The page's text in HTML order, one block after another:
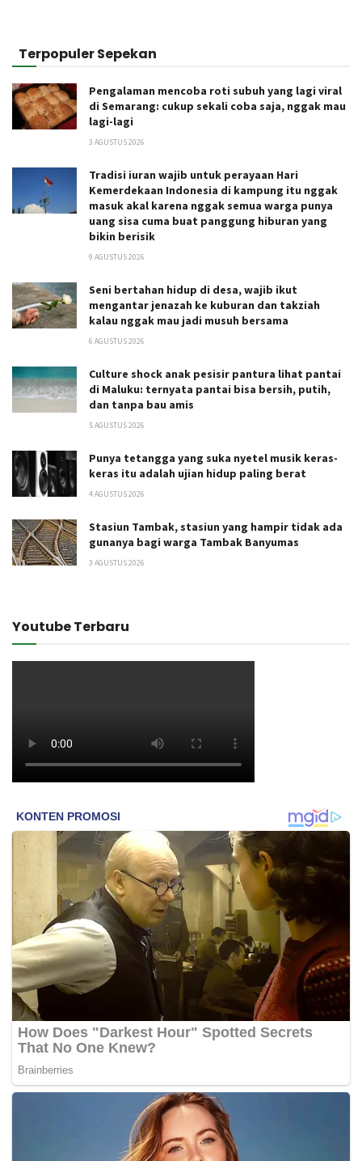
Terpopuler Sepekan
Pengalaman mencoba roti subuh yang lagi viral
di Semarang: cukup sekali coba saja, nggak mau
lagi-lagi
3 AGUSTUS 2026
Tradisi iuran wajib untuk perayaan Hari
Kemerdekaan Indonesia di kampung itu nggak
masuk akal karena nggak semua warga punya
uang sisa cuma buat panggung hiburan yang
bikin berisik
9 AGUSTUS 2026
Seni bertahan hidup di desa, wajib ikut
mengantar jenazah ke kuburan dan takziah
kalau nggak mau jadi musuh bersama
6 AGUSTUS 2026
Culture shock anak pesisir pantura lihat pantai
di Maluku: ternyata pantai bisa bersih, putih,
dan tanpa bau amis
5 AGUSTUS 2026
Punya tetangga yang suka nyetel musik keras-
keras itu adalah ujian hidup paling berat
4 AGUSTUS 2026
Stasiun Tambak, stasiun yang hampir tidak ada
gunanya bagi warga Tambak Banyumas
3 AGUSTUS 2026
Youtube Terbaru